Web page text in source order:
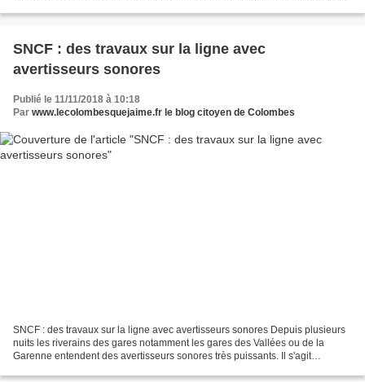
SNCF : des travaux sur la ligne avec
avertisseurs sonores
Publié le 11/11/2018 à 10:18
Par www.lecolombesquejaime.fr le blog citoyen de Colombes
SNCF : des travaux sur la ligne avec avertisseurs sonores Depuis plusieurs
nuits les riverains des gares notamment les gares des Vallées ou de la
Garenne entendent des avertisseurs sonores très puissants. Il s'agit